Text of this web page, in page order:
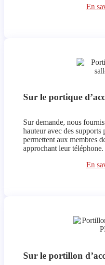
En
Sur le portique
Sur demande, nous
hauteur avec des
permettent aux membres
approchant leur téléphone.
En
Sur le portillon